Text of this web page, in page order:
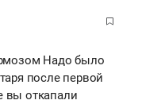
Надо было
после первой
вы откапали